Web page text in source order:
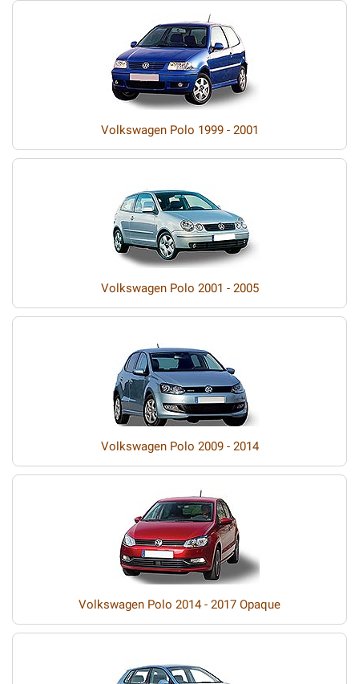
Volkswagen Polo 1999 - 2001
Volkswagen Polo 2001 - 2005
Volkswagen Polo 2009 - 2014
Volkswagen Polo 2014 - 2017 Opaque